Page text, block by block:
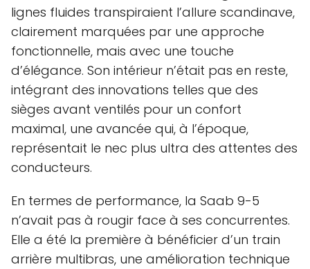
lignes fluides transpiraient l’allure scandinave,
clairement marquées par une approche
fonctionnelle, mais avec une touche
d’élégance. Son intérieur n’était pas en reste,
intégrant des innovations telles que des
sièges avant ventilés pour un confort
maximal, une avancée qui, à l’époque,
représentait le nec plus ultra des attentes des
conducteurs.
En termes de performance, la Saab 9-5
n’avait pas à rougir face à ses concurrentes.
Elle a été la première à bénéficier d’un train
arrière multibras, une amélioration technique